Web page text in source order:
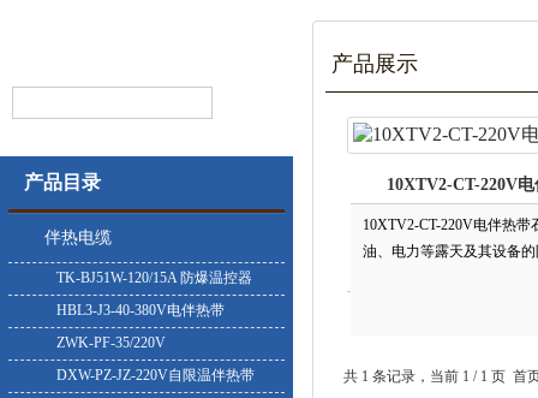
产品目录
伴热电缆
TK-BJ51W-120/15A 防爆温控器
HBL3-J3-40-380V电伴热带
ZWK-PF-35/220V
DXW-PZ-JZ-220V自限温伴热带
产品展示
10XTV2-CT-220V
10XTV2-CT-220V电伴热带石
油、电力等露天及其设备的
共 1 条记录，当前 1 / 1 页